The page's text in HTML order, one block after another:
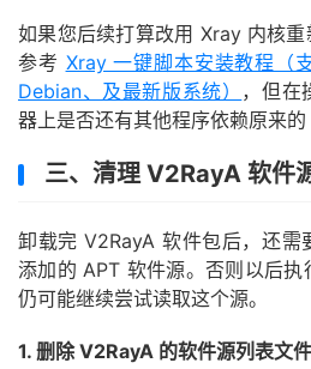
如果您后续打算改用 Xray 内核
参考 Xray 一键脚本安装教程（
Debian、及最新版系统） ，但在
器上是否还有其他程序依赖原来的
三、清理 V2RayA 软件
卸载完 V2RayA 软件包后，还需
添加的 APT 软件源。否则以后执
仍可能继续尝试读取这个源。
1. 删除 V2RayA 的软件源列表文件